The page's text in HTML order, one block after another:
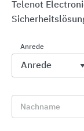
steigt die
damit der
Besondere
Rolltore.
Tür- und
Telenot
Anrede
Nachname